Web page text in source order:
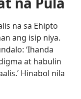
na sa Ehipto
ang isip niya.
‘Ihanda
at habulin
Hinabol nila